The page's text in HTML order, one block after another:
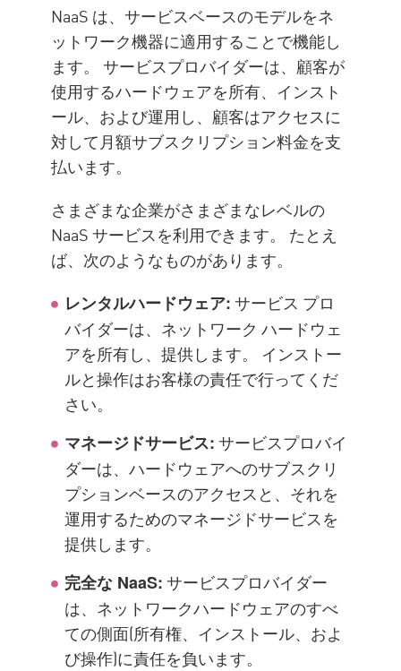
NaaS は、サービスベースのモデルをネ
ットワーク機器に適用することで機能し
ます。 サービスプロバイダーは、顧客が
使用するハードウェアを所有、インスト
ール、および運用し、顧客はアクセスに
対して月額サブスクリプション料金を支
払います。
さまざまな企業がさまざまなレベルの
NaaS サービスを利用できます。 たとえ
ば、次のようなものがあります。
レンタルハードウェア:サービス プロ
バイダーは、ネットワーク ハードウェ
アを所有し、提供します。 インストー
ルと操作はお客様の責任で行ってくだ
さい。
マネージドサービス:サービスプロバイ
ダーは、ハードウェアへのサブスクリ
プションベースのアクセスと、それを
運用するためのマネージドサービスを
提供します。
完全な NaaS:サービスプロバイダー
は、ネットワークハードウェアのすべ
ての側面(所有権、インストール、およ
び操作)に責任を負います。